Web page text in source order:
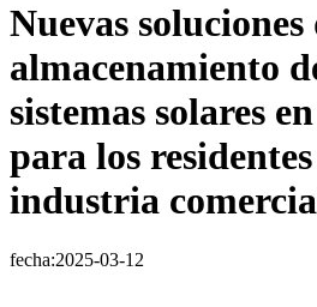
Nuevas soluciones
almacenamiento
sistemas solares
para los
industria
fecha:2025-03-12